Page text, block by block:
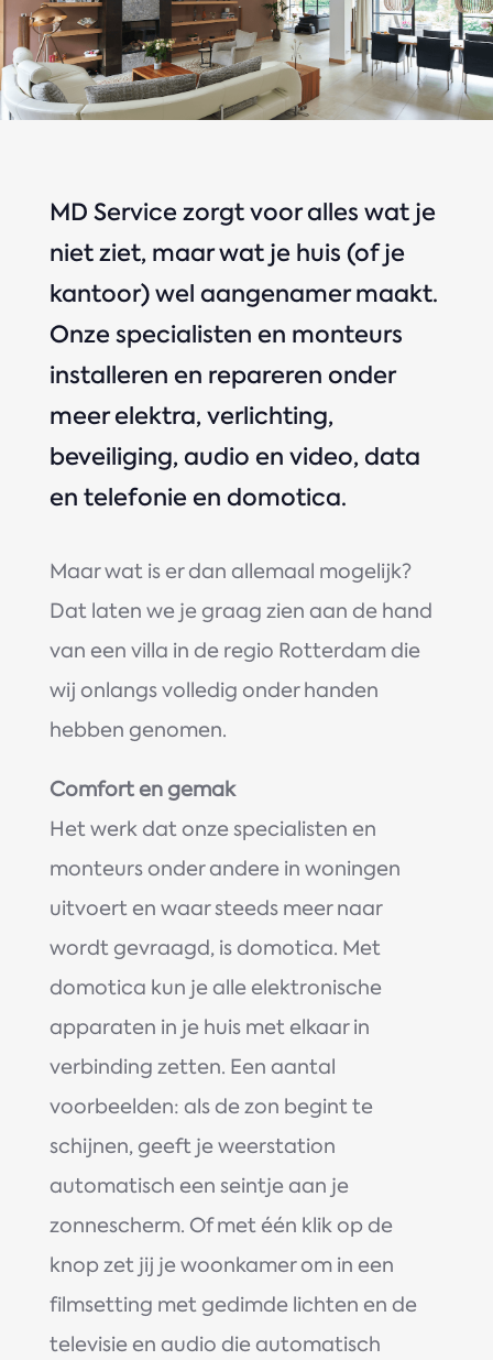
MD Service zorgt voor alles wat je
niet ziet, maar wat je huis (of je
kantoor) wel aangenamer maakt.
Onze specialisten en monteurs
installeren en repareren onder
meer elektra, verlichting,
beveiliging, audio en video, data
en telefonie en domotica.
Maar wat is er dan allemaal mogelijk?
Dat laten we je graag zien aan de hand
van een villa in de regio Rotterdam die
wij onlangs volledig onder handen
hebben genomen.
Comfort en gemak
Het werk dat onze specialisten en
monteurs onder andere in woningen
uitvoert en waar steeds meer naar
wordt gevraagd, is domotica. Met
domotica kun je alle elektronische
apparaten in je huis met elkaar in
verbinding zetten. Een aantal
voorbeelden: als de zon begint te
schijnen, geeft je weerstation
automatisch een seintje aan je
zonnescherm. Of met één klik op de
knop zet jij je woonkamer om in een
filmsetting met gedimde lichten en de
televisie en audio die automatisch